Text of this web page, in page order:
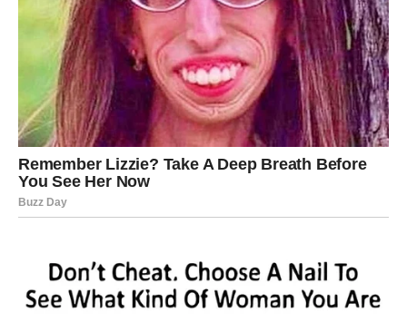
iznenaditi. Moguće je da ćete otkriti šta neko zaista oseća
prema vama ili ćete konačno razumeti motive osobe koja
vas je dugo zbunjivala.
Iako vas istina može prvo šokirati, kasnije ćete biti
zahvalni što ste je saznali. Ona će vam pomoći da
donesete odluke koje već dugo odlažete.
Ljubavna sudbina kuca na vrata
Kada je ljubav u pitanju, Rakove očekuju veoma zanimljivi
dani. Emocije će biti naglašene više nego inače, a mnogi